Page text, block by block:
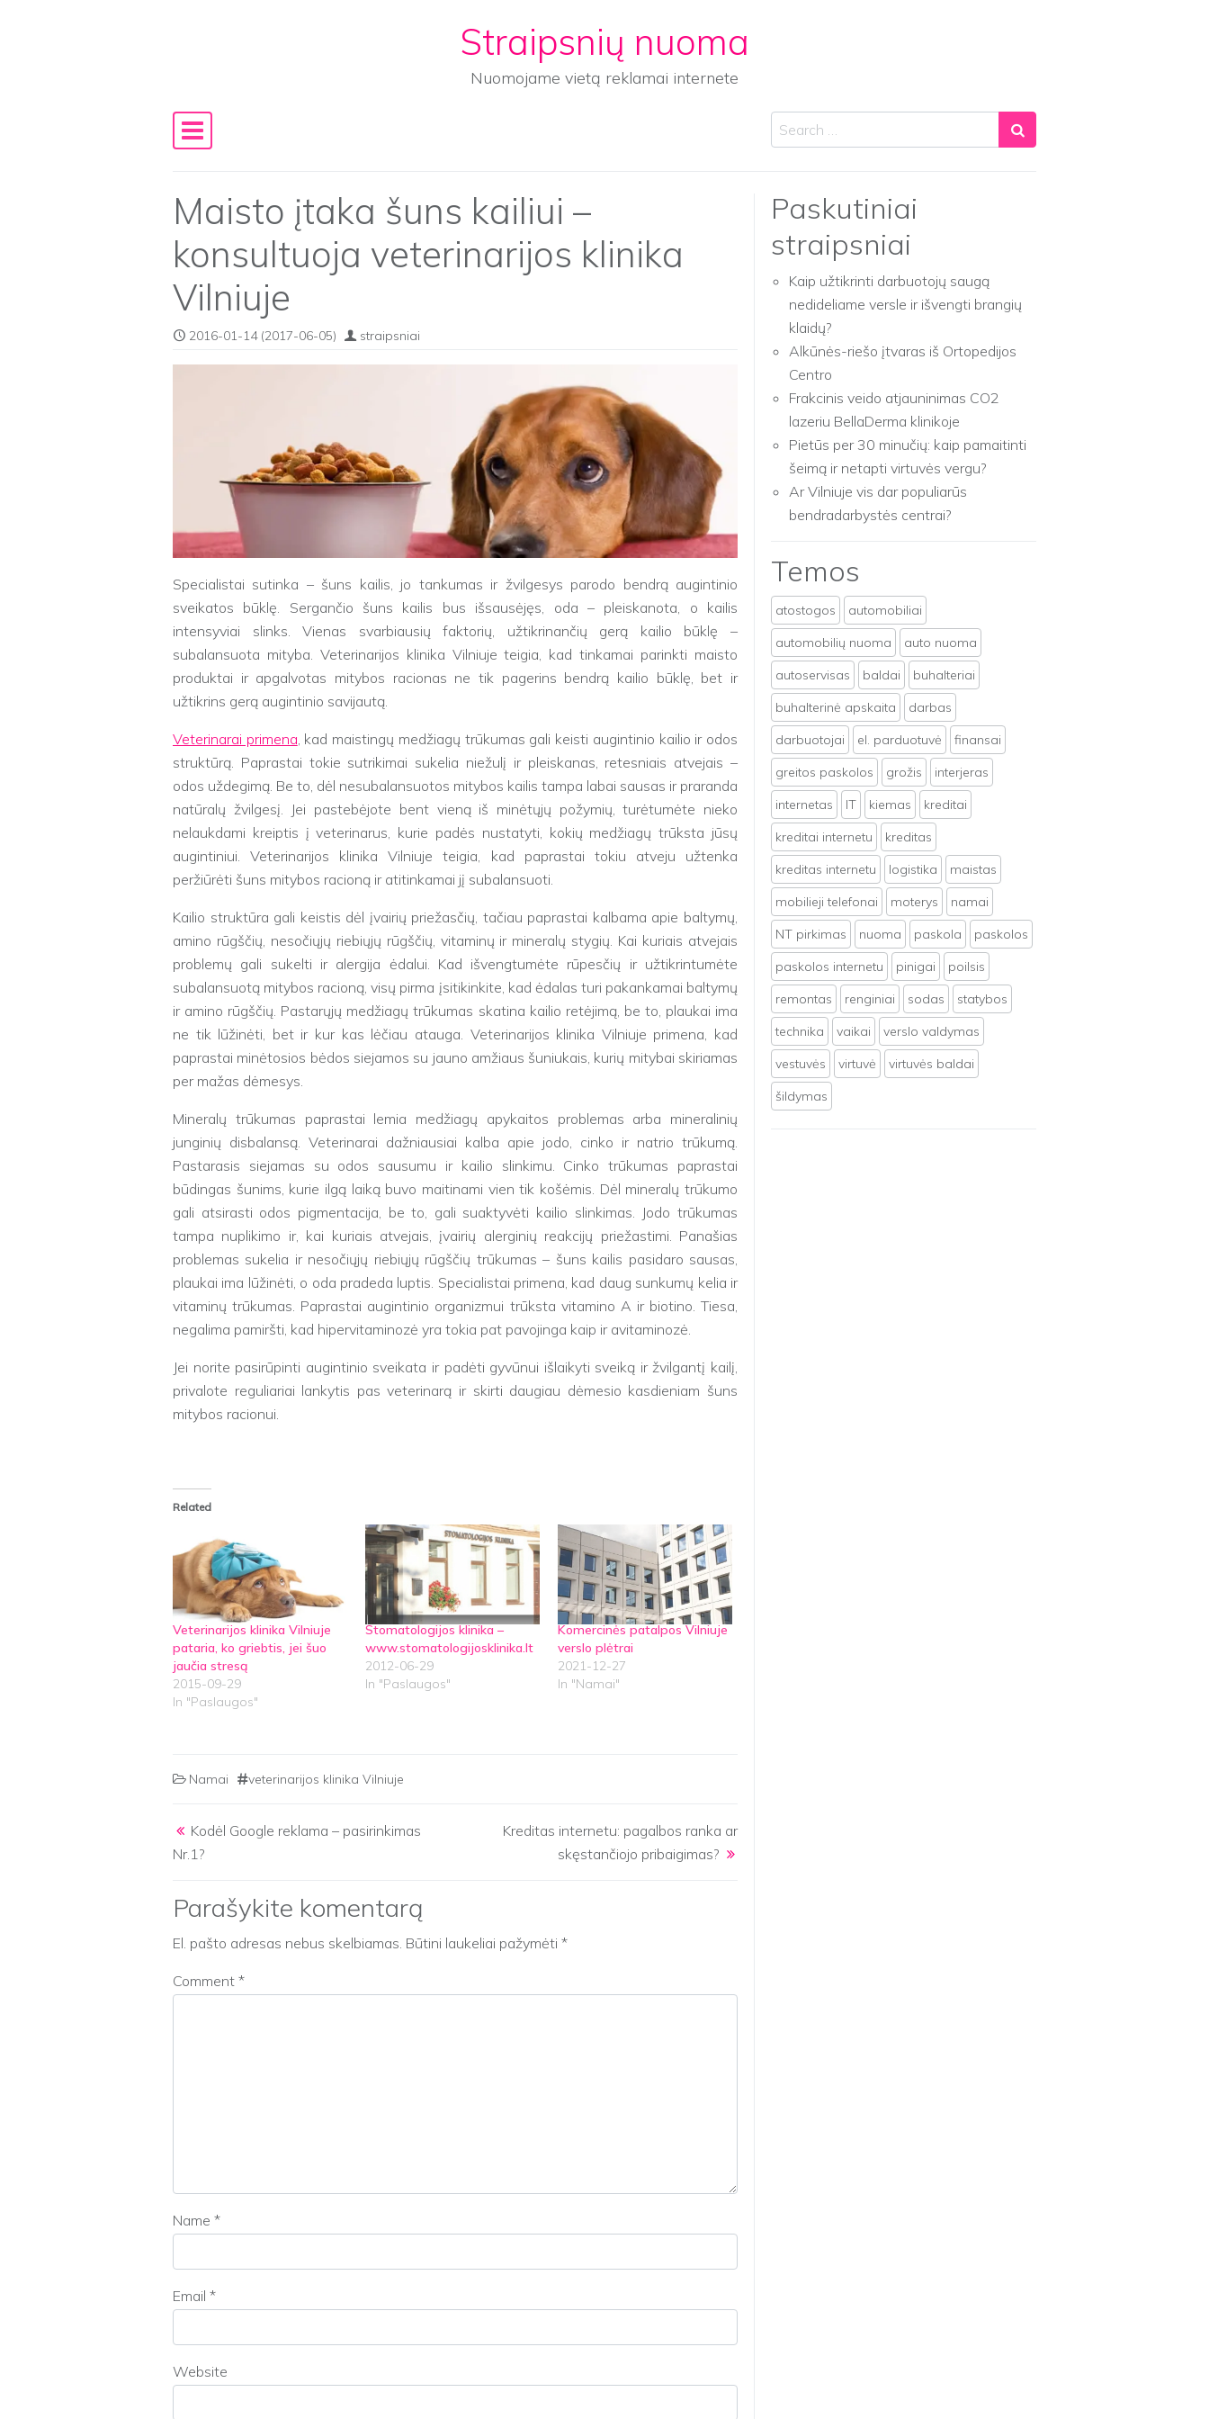
Straipsnių nuoma
Nuomojame vietą reklamai internete
Main Navigation
Search
Maisto įtaka šuns kailiui –
konsultuoja veterinarijos klinika
Vilniuje
2016-01-14(2017-06-05) straipsniai
Specialistai sutinka – šuns kailis, jo tankumas ir žvilgesys parodo bendrą augintinio
sveikatos būklę. Sergančio šuns kailis bus išsausėjęs, oda – pleiskanota, o kailis
intensyviai slinks. Vienas svarbiausių faktorių, užtikrinančių gerą kailio būklę –
subalansuota mityba. Veterinarijos klinika Vilniuje teigia, kad tinkamai parinkti maisto
produktai ir apgalvotas mitybos racionas ne tik pagerins bendrą kailio būklę, bet ir
užtikrins gerą augintinio savijautą.
Veterinarai primena , kad maistingų medžiagų trūkumas gali keisti augintinio kailio ir odos
struktūrą. Paprastai tokie sutrikimai sukelia niežulį ir pleiskanas, retesniais atvejais –
odos uždegimą. Be to, dėl nesubalansuotos mitybos kailis tampa labai sausas ir praranda
natūralų žvilgesį. Jei pastebėjote bent vieną iš minėtųjų požymių, turėtumėte nieko
nelaukdami kreiptis į veterinarus, kurie padės nustatyti, kokių medžiagų trūksta jūsų
augintiniui. Veterinarijos klinika Vilniuje teigia, kad paprastai tokiu atveju užtenka
peržiūrėti šuns mitybos racioną ir atitinkamai jį subalansuoti.
Kailio struktūra gali keistis dėl įvairių priežasčių, tačiau paprastai kalbama apie baltymų,
amino rūgščių, nesočiųjų riebiųjų rūgščių, vitaminų ir mineralų stygių. Kai kuriais atvejais
problemų gali sukelti ir alergija ėdalui. Kad išvengtumėte rūpesčių ir užtikrintumėte
subalansuotą mitybos racioną, visų pirma įsitikinkite, kad ėdalas turi pakankamai baltymų
ir amino rūgščių. Pastarųjų medžiagų trūkumas skatina kailio retėjimą, be to, plaukai ima
ne tik lūžinėti, bet ir kur kas lėčiau atauga. Veterinarijos klinika Vilniuje primena, kad
paprastai minėtosios bėdos siejamos su jauno amžiaus šuniukais, kurių mitybai skiriamas
per mažas dėmesys.
Mineralų trūkumas paprastai lemia medžiagų apykaitos problemas arba mineralinių
junginių disbalansą. Veterinarai dažniausiai kalba apie jodo, cinko ir natrio trūkumą.
Pastarasis siejamas su odos sausumu ir kailio slinkimu. Cinko trūkumas paprastai
būdingas šunims, kurie ilgą laiką buvo maitinami vien tik košėmis. Dėl mineralų trūkumo
gali atsirasti odos pigmentacija, be to, gali suaktyvėti kailio slinkimas. Jodo trūkumas
tampa nuplikimo ir, kai kuriais atvejais, įvairių alerginių reakcijų priežastimi. Panašias
problemas sukelia ir nesočiųjų riebiųjų rūgščių trūkumas – šuns kailis pasidaro sausas,
plaukai ima lūžinėti, o oda pradeda luptis. Specialistai primena, kad daug sunkumų kelia ir
vitaminų trūkumas. Paprastai augintinio organizmui trūksta vitamino A ir biotino. Tiesa,
negalima pamiršti, kad hipervitaminozė yra tokia pat pavojinga kaip ir avitaminozė.
Jei norite pasirūpinti augintinio sveikata ir padėti gyvūnui išlaikyti sveiką ir žvilgantį kailį,
privalote reguliariai lankytis pas veterinarą ir skirti daugiau dėmesio kasdieniam šuns
mitybos racionui.
Related
Veterinarijos klinika Vilniuje
pataria, ko griebtis, jei šuo
jaučia stresą
2015-09-29
In "Paslaugos"
Stomatologijos klinika –
www.stomatologijosklinika.lt
2012-06-29
In "Paslaugos"
Komercinės patalpos Vilniuje
verslo plėtrai
2021-12-27
In "Namai"
Namai veterinarijos klinika Vilniuje
Post navigation
Kodėl Google reklama – pasirinkimas
Nr.1?
Kreditas internetu: pagalbos ranka ar
skęstančiojo pribaigimas?
Parašykite komentarą
El. pašto adresas nebus skelbiamas. Būtini laukeliai pažymėti *
Comment *
Name *
Email *
Website
Paskutiniai
straipsniai
Kaip užtikrinti darbuotojų saugą
nedideliame versle ir išvengti brangių
klaidų?
Alkūnės-riešo įtvaras iš Ortopedijos
Centro
Frakcinis veido atjauninimas CO2
lazeriu BellaDerma klinikoje
Pietūs per 30 minučių: kaip pamaitinti
šeimą ir netapti virtuvės vergu?
Ar Vilniuje vis dar populiarūs
bendradarbystės centrai?
Temos
atostogos
automobiliai
automobilių nuoma
auto nuoma
autoservisas
baldai
buhalteriai
buhalterinė apskaita
darbas
darbuotojai
el. parduotuvė
finansai
greitos paskolos
grožis
interjeras
internetas
IT kiemas
kreditai
kreditai internetu
kreditas
kreditas internetu
logistika
maistas
mobilieji telefonai
moterys
namai
NT pirkimas
nuoma paskola
paskolos
paskolos internetu
pinigai
poilsis
remontas
renginiai sodas
statybos
technika
vaikai
verslo valdymas
vestuvės
virtuvė
virtuvės baldai
šildymas